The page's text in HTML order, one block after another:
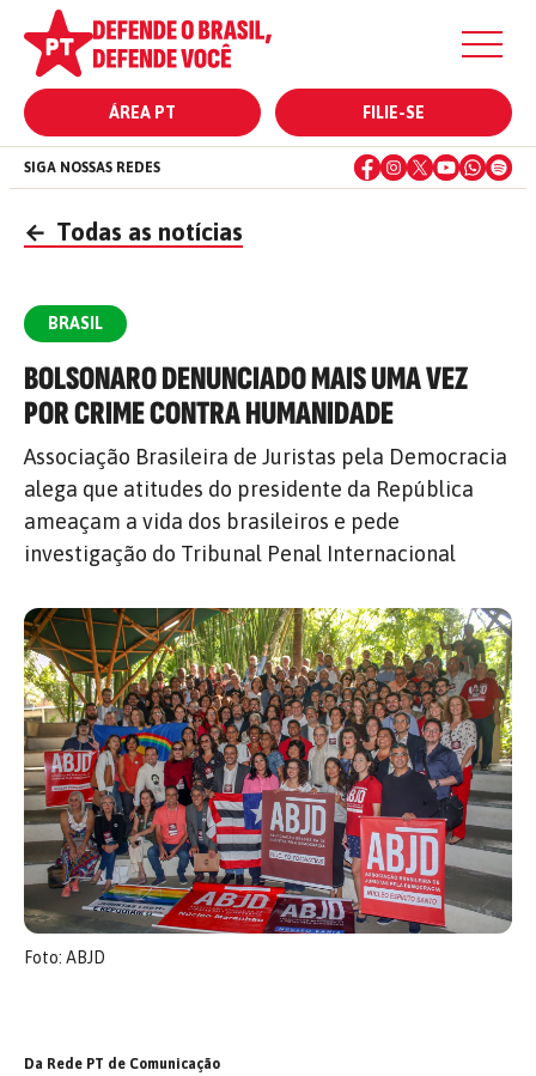
ÁREA PT FILIE-SE
SIGA NOSSAS REDES
← Todas as notícias
BRASIL
BOLSONARO DENUNCIADO MAIS UMA VEZ
POR CRIME CONTRA HUMANIDADE
Associação Brasileira de Juristas pela Democracia
alega que atitudes do presidente da República
ameaçam a vida dos brasileiros e pede
investigação do Tribunal Penal Internacional
Foto: ABJD
Da Rede PT de Comunicação